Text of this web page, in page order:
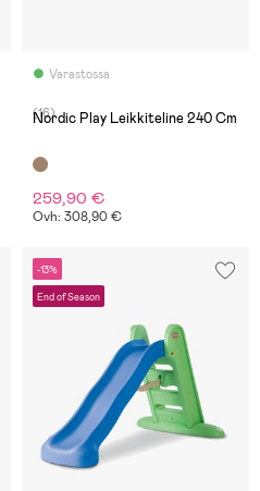
Varastossa
(16)
Nordic Play Leikkiteline 240 Cm
259,90 €
Ovh: 308,90 €
-13%
End of Season